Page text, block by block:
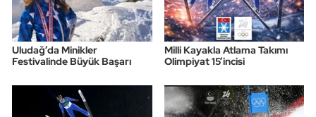
Uludağ’da Minikler
Festivalinde Büyük Başarı
Milli Kayakla Atlama Takımı
Olimpiyat 15’incisi